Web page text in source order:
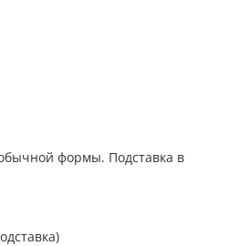
формы. Подставка в